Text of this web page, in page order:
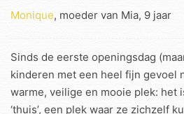
Monique, moeder van Mia, 9 jaar
Sinds de eerste openingsdag
kinderen met een heel fijn gevoel
warme, veilige en mooie plek: het
‘thuis’, een plek waar ze zichzelf